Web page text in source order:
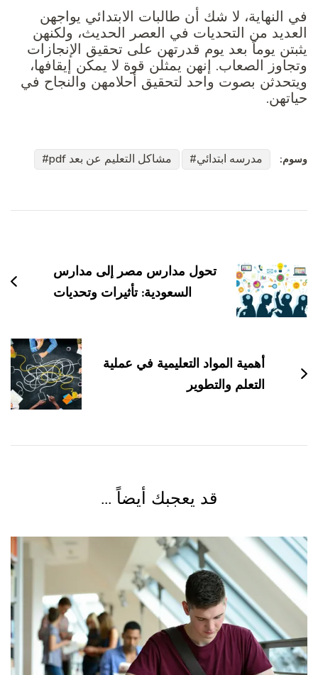
في النهاية، لا شك أن طالبات الابتدائي يواجهن
العديد من التحديات في العصر الحديث، ولكنهن
يثبتن يوماً بعد يوم قدرتهن على تحقيق الإنجازات
وتجاوز الصعاب. إنهن يمثلن قوة لا يمكن إيقافها،
ويتحدثن بصوت واحد لتحقيق أحلامهن والنجاح في
حياتهن.
وسوم: مدرسه ابتدائي مشاكل التعليم عن بعد pdf
التدوينات
تحول مدارس مصر إلى مدارس
السعودية: تأثيرات وتحديات
أهمية المواد التعليمية في عملية
التعلم والتطوير
قد يعجبك أيضاً ...